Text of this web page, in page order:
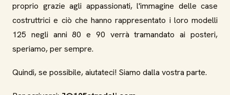
proprio grazie agli appassionati, l'immagine delle case
costruttrici e ciò che hanno rappresentato i loro modelli
125 negli anni 80 e 90 verrà tramandato ai posteri,
speriamo, per sempre.
Quindi, se possibile, aiutateci! Siamo dalla vostra parte.